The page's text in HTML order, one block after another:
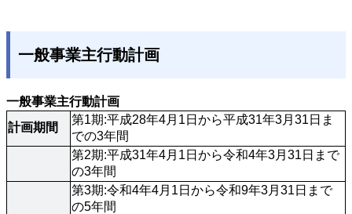
一般事業主行動計画
一般事業主行動計画
計画期間
第1期:平成28年4月1日から平成31年3月31日ま
での3年間
第2期:平成31年4月1日から令和4年3月31日まで
の3年間
第3期:令和4年4月1日から令和9年3月31日まで
の5年間